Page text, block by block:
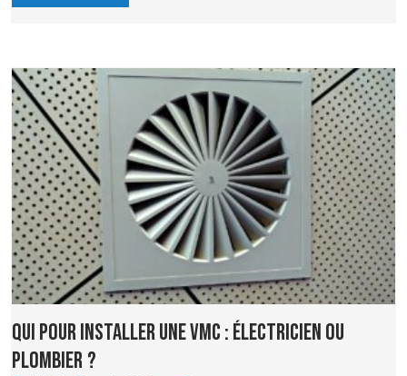
Qui pour installer une VMC : électricien ou
plombier ?